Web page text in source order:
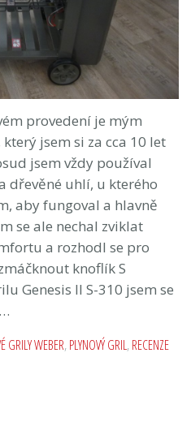
provedení je mým
jsem si za cca 10 let
jsem vždy používal
dřevěné uhlí, u kterého
aby fungoval a hlavně
se ale nechal zviklat
a rozhodl se pro
knoflík S
Genesis II S-310 jsem se
GRILY WEBER,PLYNOVÝ GRIL,RECENZE